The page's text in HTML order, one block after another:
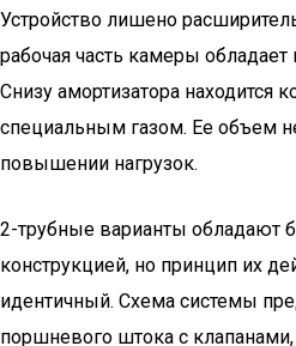
Устройство лишено
рабочая часть камеры
Снизу амортизатора находится
специальным газом. Ее объем
повышении нагрузок.
2-трубные варианты обладают
конструкцией, но принцип их
идентичный. Схема системы
поршневого штока с